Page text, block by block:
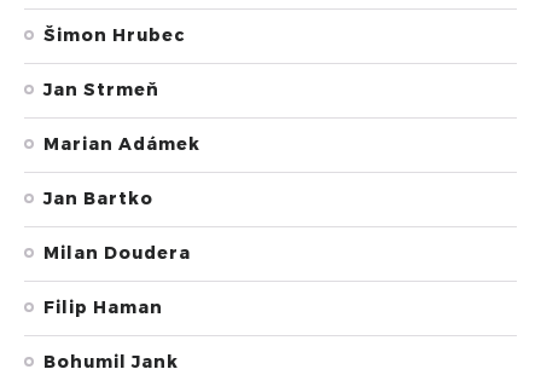
Šimon Hrubec
Jan Strmeň
Marian Adámek
Jan Bartko
Milan Doudera
Filip Haman
Bohumil Jank